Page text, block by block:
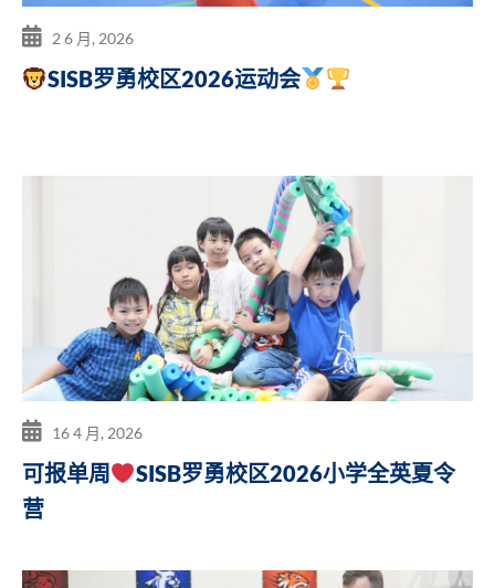
SISB罗勇校区2026运动会
2 6 月, 2026
可报单周
SISB罗勇校区2026小学全英夏令
营
16 4 月, 2026